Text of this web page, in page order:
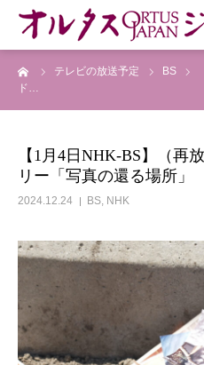
テレビの放送予定 BS
ド…
【1月4日NHK-BS】（再
リー「写真の還る場所」
2024.12.24 BS, NHK
HOME
作品リスト
リクルート